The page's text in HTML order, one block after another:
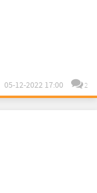
05-12-2022 17:00 2